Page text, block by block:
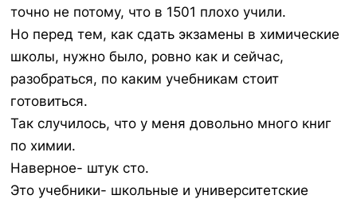
точно не потому, что в 1501 плохо учили.
Но перед тем, как сдать экзамены в химические
школы, нужно было, ровно как и сейчас,
разобраться, по каким учебникам стоит
готовиться.
Так случилось, что у меня довольно много книг
по химии.
Наверное- штук сто.
Это учебники- школьные и университетские